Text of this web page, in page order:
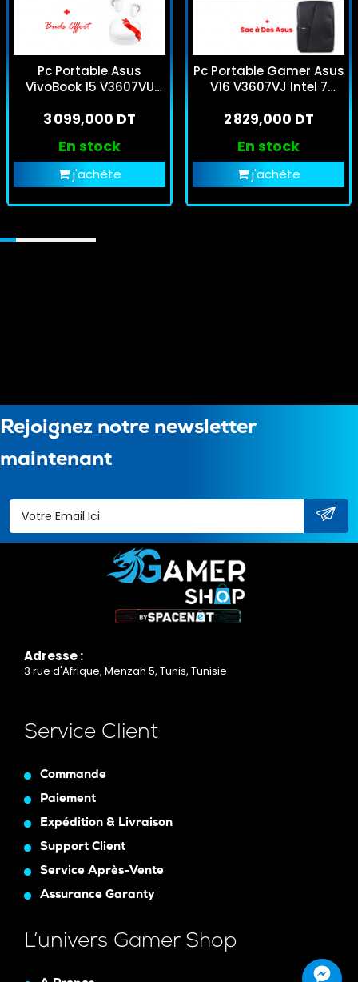
Pc Portable Asus
VivoBook 15 V3607VU
RTX 4050 W11
3 099,000 DT
En stock
j'achète
Pc Portable Gamer Asus
V16 V3607VJ Intel 7
RTX 3050 Windows 11
2 829,000 DT
En stock
j'achète
Rejoignez notre newsletter
maintenant
Adresse :
3 rue d'Afrique, Menzah 5, Tunis, Tunisie
Service Client
Commande
Paiement
Expédition & Livraison
Support Client
Service Après-Vente
Assurance Garanty
L’univers Gamer Shop